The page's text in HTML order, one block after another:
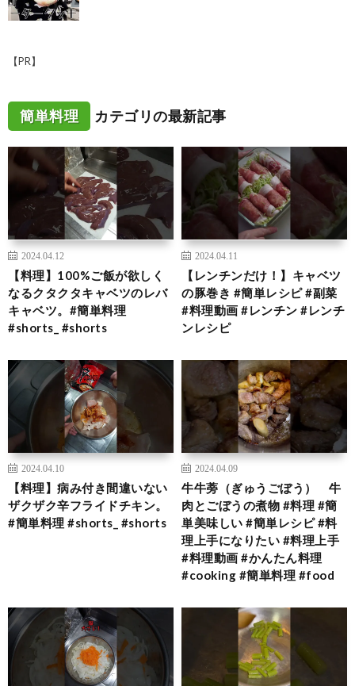
【PR】
簡単料理 カテゴリの最新記事
2024.04.12
【料理】100%ご飯が欲しく
なるクタクタキャベツのレバ
キャベツ。#簡単料理
#shorts_ #shorts
2024.04.11
【レンチンだけ！】キャベツ
の豚巻き #簡単レシピ #副菜
#料理動画 #レンチン #レンチ
ンレシピ
2024.04.10
【料理】病み付き間違いない
ザクザク辛フライドチキン。
#簡単料理 #shorts_ #shorts
2024.04.09
牛牛蒡（ぎゅうごぼう） 牛
肉とごぼうの煮物 #料理 #簡
単美味しい #簡単レシピ #料
理上手になりたい #料理上手
#料理動画 #かんたん料理
#cooking #簡単料理 #food